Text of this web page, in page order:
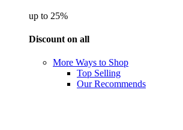
up to 25%
Discount on all
More Ways to Shop
Top Selling
Our Recommends